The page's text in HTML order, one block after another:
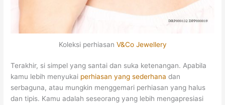
Koleksi perhiasan V&Co Jewellery
Terakhir, si simpel yang santai dan suka ketenangan. Apabila
kamu lebih menyukai perhiasan yang sederhana dan
serbaguna, atau mungkin menggemari perhiasan yang halus
dan tipis. Kamu adalah seseorang yang lebih mengapresiasi